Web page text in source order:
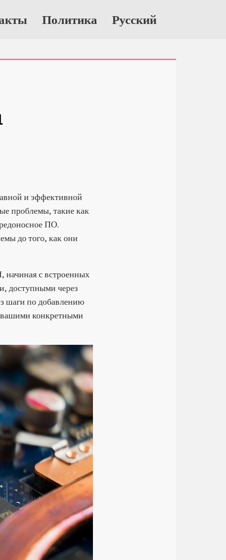
Политика Русский
и эффективной
проблемы, такие как
ПО.
до того, как они
начиная с встроенных
доступными через
шаги по добавлению
вашими конкретными